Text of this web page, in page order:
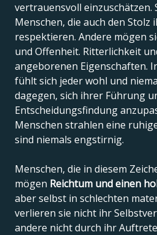
vertrauensvoll einzuschätzen.
Menschen, die auch den Stolz
respektieren. Andere mögen
und Offenheit. Ritterlichkeit
angeborenen Eigenschaften.
fühlt sich jeder wohl und
dagegen, sich ihrer Führung
Entscheidungsfindung
Menschen strahlen eine
sind niemals engstirnig.
Menschen, die in diesem
mögen Reichtum und einen
aber selbst in schlechten
verlieren sie nicht ihr
andere nicht durch ihr